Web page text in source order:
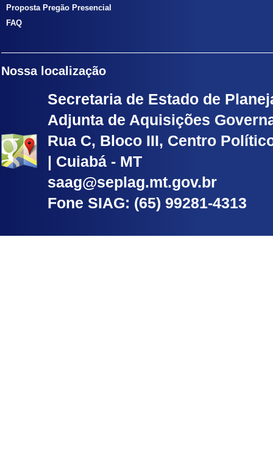
Proposta Pregão Presencial
FAQ
Nossa localização
Secretaria de Estado de
Adjunta de Aquisições
Rua C, Bloco III, Centro
| Cuiabá - MT
saag@seplag.mt.gov.br
Fone SIAG: (65) 99281-4313